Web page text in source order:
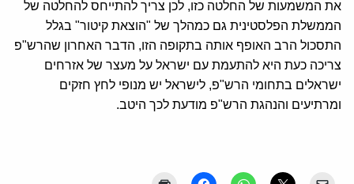
את המשמעות של החלטה כזו, לכן צריך להתייחס להחלטה של
הממשלת הפלסטינית גם כמהלך של "הוצאת קיטור" בגלל
התסכול הרב האופף אותה בתקופה הזו, הדבר האחרון שהרש"פ
צריכה כעת היא להתעמת עם ישראל על מעצר של אזרחים
ישראלים בתחומי הרש"פ, לישראל יש מנופי לחץ חזקים
ומרתיעים והנהגת הרש"פ מודעת לכך היטב.